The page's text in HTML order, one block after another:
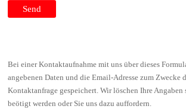
Bei einer Kontaktaufnahme mit uns über dieses
angebenen Daten und die Email-Adresse zum Zwecke
Kontaktanfrage gespeichert. Wir löschen Ihre
beötigt werden oder Sie uns dazu auffordern.